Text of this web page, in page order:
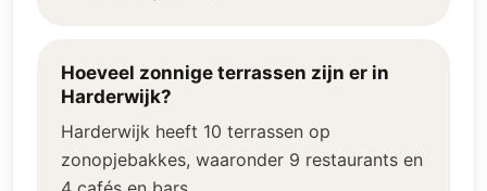
Hoeveel zonnige terrassen zijn er in
Harderwijk?
Harderwijk heeft 10 terrassen op
zonopjebakkes, waaronder 9 restaurants en